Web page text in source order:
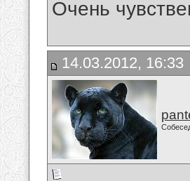
Очень
14.03.2012, 16:33